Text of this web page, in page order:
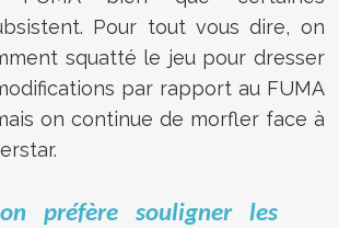
Pour tout vous dire, on
squatté le jeu pour dresser
par rapport au FUMA
on continue de morfler face à
préfère souligner les